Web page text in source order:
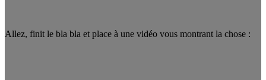
Allez, finit le bla bla et place à une vidéo vous montrant la chose :